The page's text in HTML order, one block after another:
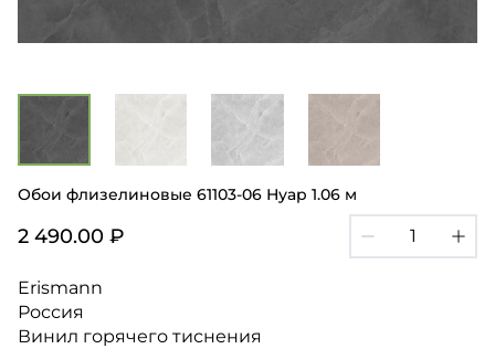
Обои флизелиновые 61103-06 Нуар 1.06 м
2 490.00 ₽
Erismann
Россия
Винил горячего тиснения